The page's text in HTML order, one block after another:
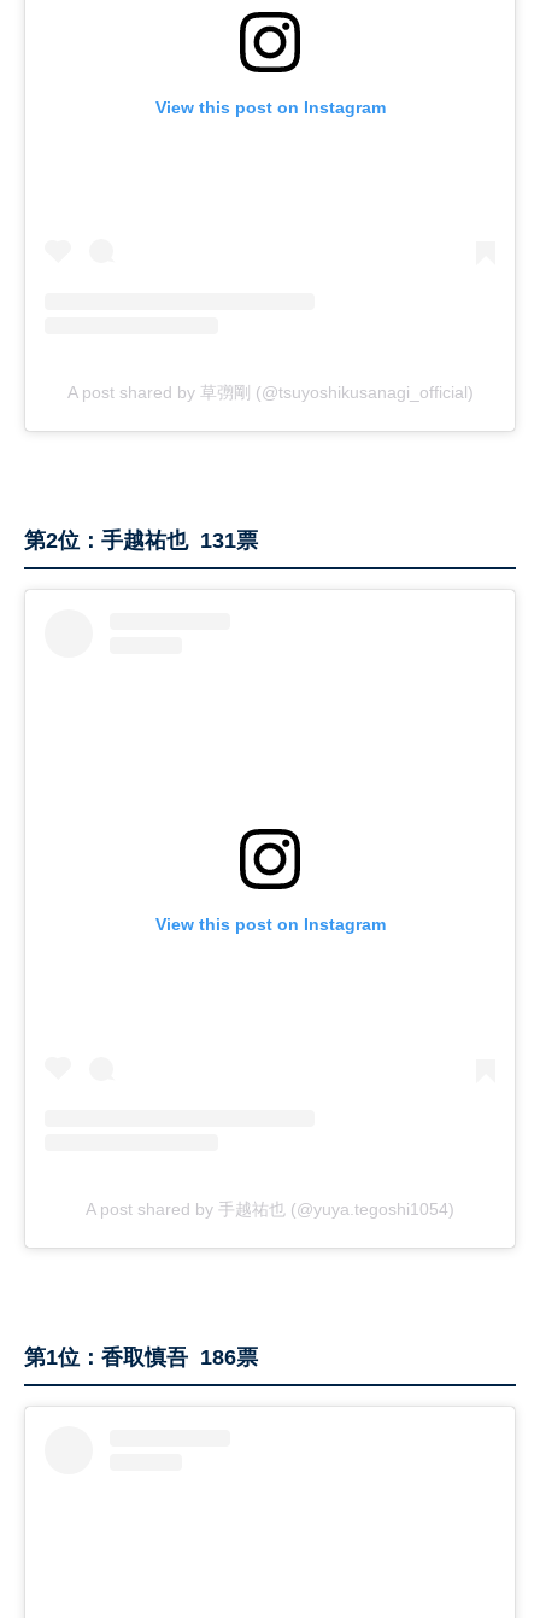
View this post on Instagram
A post shared by 草彅剛 (@tsuyoshikusanagi_official)
第2位：手越祐也 131票
View this post on Instagram
A post shared by 手越祐也 (@yuya.tegoshi1054)
第1位：香取慎吾 186票